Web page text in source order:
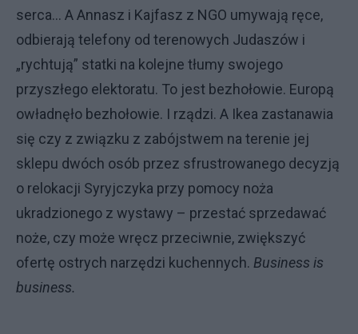
serca... A Annasz i Kajfasz z NGO umywają ręce,
odbierają telefony od terenowych Judaszów i
„rychtują” statki na kolejne tłumy swojego
przyszłego elektoratu. To jest bezhołowie. Europą
owładnęło bezhołowie. I rządzi. A Ikea zastanawia
się czy z związku z zabójstwem na terenie jej
sklepu dwóch osób przez sfrustrowanego decyzją
o relokacji Syryjczyka przy pomocy noża
ukradzionego z wystawy – przestać sprzedawać
noże, czy może wręcz przeciwnie, zwiększyć
ofertę ostrych narzędzi kuchennych. Business is
business.